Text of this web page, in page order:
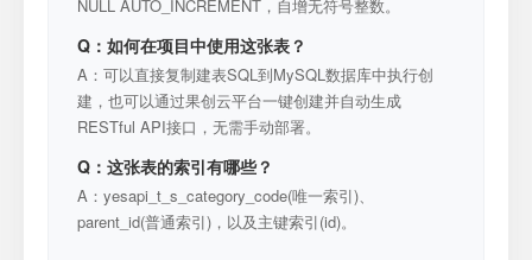
NULL AUTO_INCREMENT，自增无符号整数。
Q：如何在项目中使用这张表？
A：可以直接复制建表SQL到MySQL数据库中执行创
建，也可以通过果创云平台一键创建并自动生成
RESTful API接口，无需手动部署。
Q：这张表的索引有哪些？
A：yesapi_t_s_category_code(唯一索引)、
parent_id(普通索引)，以及主键索引(id)。